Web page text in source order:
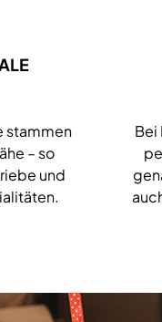
stammen
– so
und
Bei